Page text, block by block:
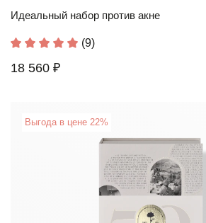
Идеальный набор против акне
(9)
18 560 ₽
Выгода в цене 22%